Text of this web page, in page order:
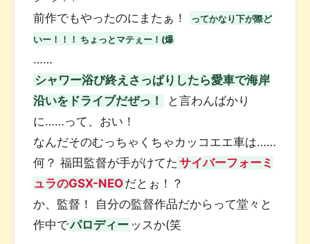
前作でもやったのにまたぁ！
ってかなり下が際ど
いー！！！ ちょっとマテぇー！(爆
……
シャワー浴び終えさっぱりしたら愛車で海岸
沿いをドライブだぜっ！
と言わんばかり
に……って、おい！
なんだそのむっちゃくちゃカッコエエ車は……
何？ 福田監督が手がけてた サイバーフォーミ
ュラのGSX-NEOだとぉ！？
か、監督！ 自分の監督作品だからって堂々と
作中でパロディー ッスか(笑